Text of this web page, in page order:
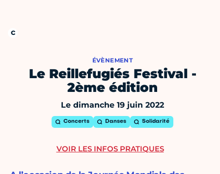
ÉVÈNEMENT
Le Reillefugiés Festival -
2ème édition
Le dimanche 19 juin 2022
Concerts Danses Solidarité
VOIR LES INFOS PRATIQUES